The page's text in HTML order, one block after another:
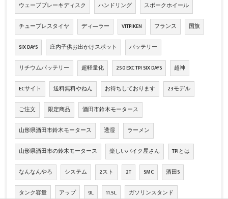
ウェーブブレーキディスク ハンドリング スポークホイール
チューブレスタイヤ ディ―ラー VITPIKEN フランス 国旗
SIX DAYS 庄内子供お出かけスポット バッテリー
リチウムバッテリー 超軽量化 250 EXC TPI SIX DAYS 超神
ECサイト 送料無料やねん お待ちしております 23モデル
ご注文 限定商品 酒田市鈴木モータース
山形県酒田市鈴木モータース 透湿 ラーメン
山形県酒田市の鈴木モータース 楽しいバイク屋さん TPIとは
なんなんやろ システム 2スト 2T SMC 酒田S
タンク容量 アップ 9L 11.5L ガソリンスタンド